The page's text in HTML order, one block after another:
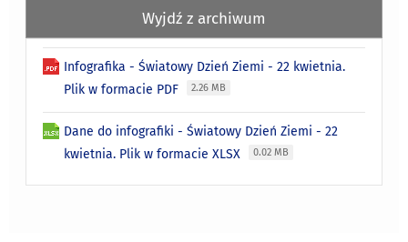
Wyjdź z archiwum
Infografika - Światowy Dzień Ziemi - 22 kwietnia.
Plik w formacie PDF
2.26 MB
Dane do infografiki - Światowy Dzień Ziemi - 22
kwietnia. Plik w formacie XLSX
0.02 MB